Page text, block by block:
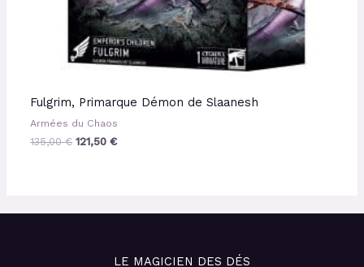
Fulgrim, Primarque Démon de Slaanesh
Armées du Chaos
135,00€ 121,50€
LE MAGICIEN DES DÉS